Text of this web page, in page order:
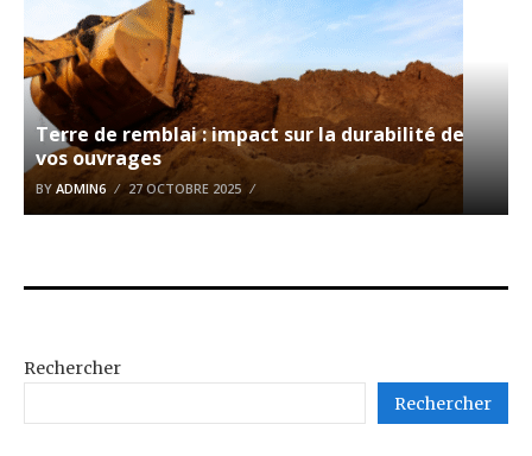
Terre de remblai : impact sur la durabilité de
vos ouvrages
BY ADMIN6 27 OCTOBRE 2025
Rechercher
Rechercher